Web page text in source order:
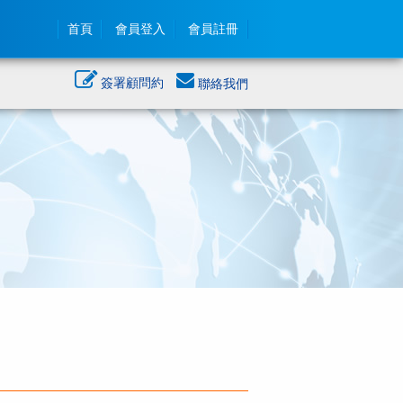
首頁 會員登入 會員註冊
簽署顧問約 聯絡我們